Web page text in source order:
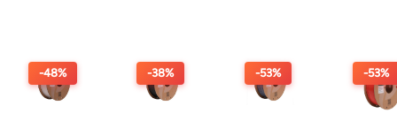
-48% -38% -53% -53%